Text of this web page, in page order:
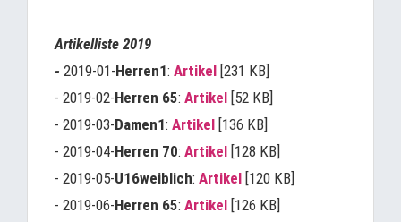
Artikelliste 2019
- 2019-01-Herren1: Artikel [231 KB]
- 2019-02-Herren 65: Artikel [52 KB]
- 2019-03-Damen1: Artikel [136 KB]
- 2019-04-Herren 70: Artikel [128 KB]
- 2019-05-U16weiblich: Artikel [120 KB]
- 2019-06-Herren 65: Artikel [126 KB]